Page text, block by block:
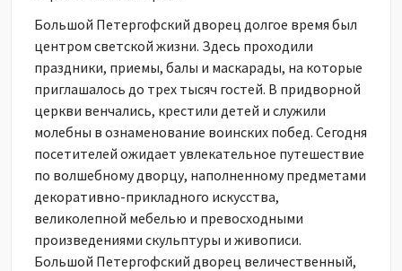
Большой Петергофский дворец долгое время был
центром светской жизни. Здесь проходили
праздники, приемы, балы и маскарады, на которые
приглашалось до трех тысяч гостей. В придворной
церкви венчались, крестили детей и служили
молебны в ознаменование воинских побед. Сегодня
посетителей ожидает увлекательное путешествие
по волшебному дворцу, наполненному предметами
декоративно-прикладного искусства,
великолепной мебелью и превосходными
произведениями скульптуры и живописи.
Большой Петергофский дворец величественный,